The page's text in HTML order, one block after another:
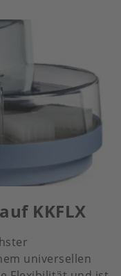
KKFLX
universellen